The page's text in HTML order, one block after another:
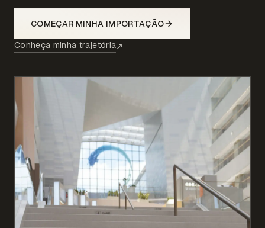
COMEÇAR MINHA IMPORTAÇÃO
Conheça minha trajetória↗